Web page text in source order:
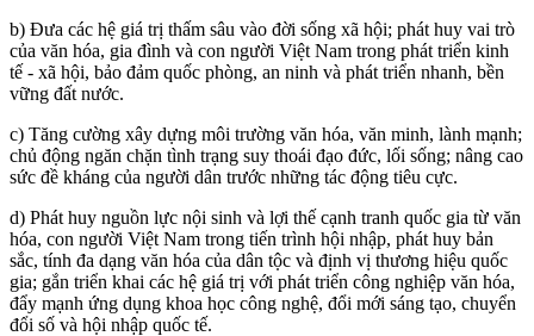
b) Đưa các hệ giá trị thấm sâu vào đời sống xã hội; phát huy vai trò
của văn hóa, gia đình và con người Việt Nam trong phát triển kinh
tế - xã hội, bảo đảm quốc phòng, an ninh và phát triển nhanh, bền
vững đất nước.
c) Tăng cường xây dựng môi trường văn hóa, văn minh, lành mạnh;
chủ động ngăn chặn tình trạng suy thoái đạo đức, lối sống; nâng cao
sức đề kháng của người dân trước những tác động tiêu cực.
d) Phát huy nguồn lực nội sinh và lợi thế cạnh tranh quốc gia từ văn
hóa, con người Việt Nam trong tiến trình hội nhập, phát huy bản
sắc, tính đa dạng văn hóa của dân tộc và định vị thương hiệu quốc
gia; gắn triển khai các hệ giá trị với phát triển công nghiệp văn hóa,
đẩy mạnh ứng dụng khoa học công nghệ, đổi mới sáng tạo, chuyển
đổi số và hội nhập quốc tế.